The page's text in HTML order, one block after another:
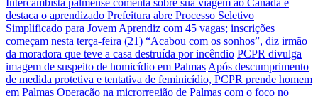
Intercambista palmense comenta sobre sua viagem ao Canadá e
destaca o aprendizado Prefeitura abre Processo Seletivo
Simplificado para Jovem Aprendiz com 45 vagas; inscrições
começam nesta terça-feira (21) “Acabou com os sonhos”, diz irmão
da moradora que teve a casa destruída por incêndio PCPR divulga
imagem de suspeito de homicídio em Palmas Após descumprimento
de medida protetiva e tentativa de feminicídio, PCPR prende homem
em Palmas Operação na microrregião de Palmas com o foco no